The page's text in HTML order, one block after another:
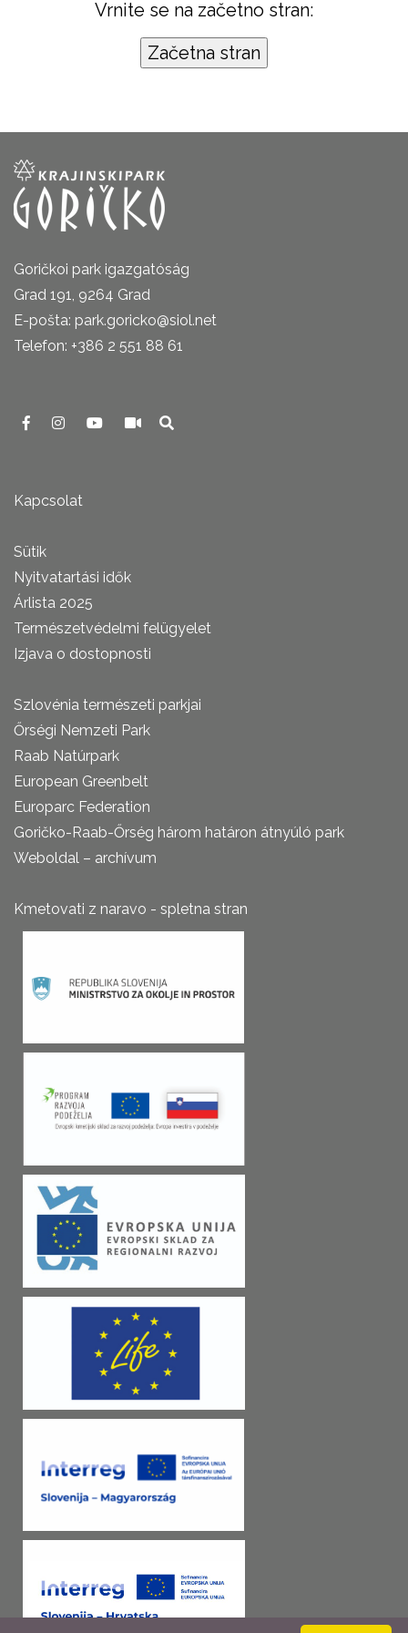
Vrnite se na začetno stran:
Goričkoi park igazgatóság
Grad 191, 9264 Grad
E-pošta: park.goricko@siol.net
Telefon: +386 2 551 88 61
Kapcsolat
Sütik
Nyitvatartási idők
Árlista 2025
Természetvédelmi felügyelet
Izjava o dostopnosti
Szlovénia természeti parkjai
Őrségi Nemzeti Park
Raab Natúrpark
European Greenbelt
Europarc Federation
Goričko-Raab-Őrség három határon átnyúló park
Weboldal – archívum
Kmetovati z naravo - spletna stran